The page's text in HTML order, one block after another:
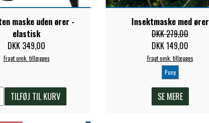
maske uden ører -
elastisk
DKK 349,00
Fragt omk. tillægges
TILFØJ TIL KURV
Insektmaske med ører
DKK 279,00
DKK 149,00
Fragt omk. tillægges
Pony
SE MERE